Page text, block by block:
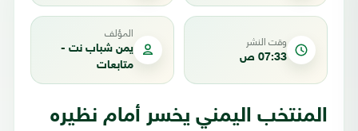
وقت النشر
07:33 ص
المؤلف
يمن شباب نت -
متابعات
المنتخب اليمني يخسر أمام نظيره